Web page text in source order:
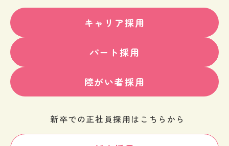
キャリア採用
パート採用
障がい者採用
新卒での正社員採用はこちらから